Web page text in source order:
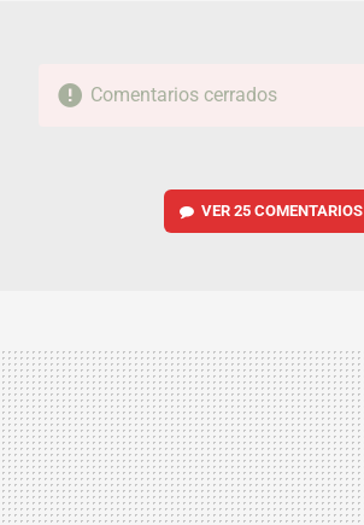
Comentarios cerrados
VER 25 COMENTARIOS